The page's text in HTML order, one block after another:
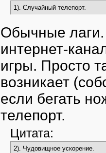
1). Случайный телепорт.
Обычные лаги.
интернет-
игры. Просто
возникает
если бегать
телепорт.
Цитата:
2). Чудовищное ускорение.